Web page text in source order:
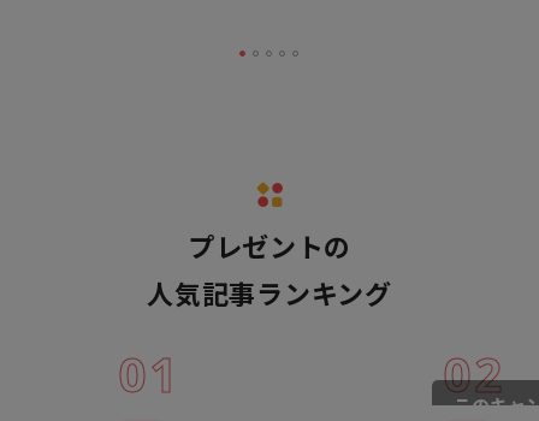
プレゼントの
人気記事ランキング
01 02